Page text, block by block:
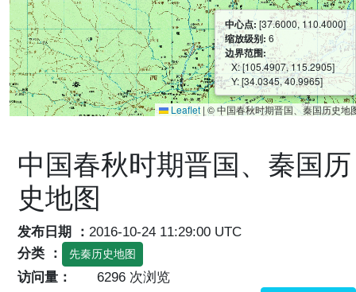
中心点:[37.6000, 110.4000]
缩放级别: 6
边界范围:
X: [105.4907, 115.2905]
Y: [34.0345, 40.9965]
Leaflet | © 中国春秋时期晋国、秦国历史地
中国春秋时期晋国、秦国历
史地图
发布日期 ： 2016-10-24 11:29:00 UTC
分类 ：
先秦历史地图
访问量： 6296 次浏览